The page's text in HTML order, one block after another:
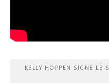
KELLY HOPPEN SIGNE LE